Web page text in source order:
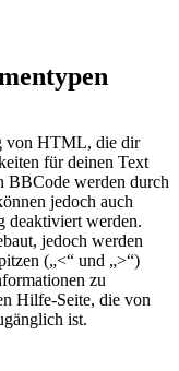
von HTML, die dir
für deinen Text
BBCode werden durch
jedoch auch
deaktiviert werden.
jedoch werden
(„<“ und „>“)
zu
Hilfe-Seite, die von
ist.